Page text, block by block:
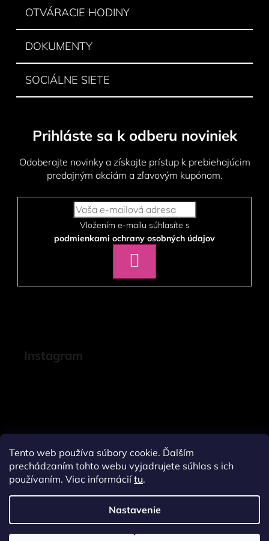
Tento web používa súbory cookie. Ďalším
prechádzaním tohto webu vyjadrujete súhlas s ich
používaním. Viac informáciítu.
Nastavenie
OTVÁRACIE HODINY
DOKUMENTY
SOCIÁLNE SIETE
Prihláste sa k odberu noviniek
Odoberajte novinky a získajte prístup k prebiehajúcim
predajným akciám a zľavovým kupónom.
podmienkami ochrany osobných údajov
SA
Instagram